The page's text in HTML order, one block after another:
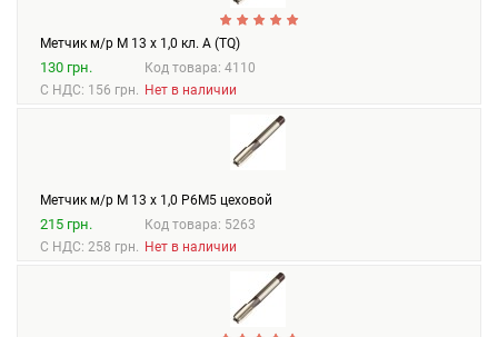
Метчик м/р М 13 х 1,0 кл. А (TQ)
130 грн.
С НДС: 156 грн.
Код товара: 4110
Нет в наличии
Метчик м/р М 13 х 1,0 Р6М5 цеховой
215 грн.
С НДС: 258 грн.
Код товара: 5263
Нет в наличии